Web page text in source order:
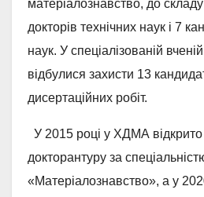
матеріалознавство, до
докторів технічних наук і 7
наук. У спеціалізованій
відбулися захисти 13
дисертаційних робіт.
У 2015 році у ХДМА відкрито
докторантуру за
«Матеріалознавство», а у